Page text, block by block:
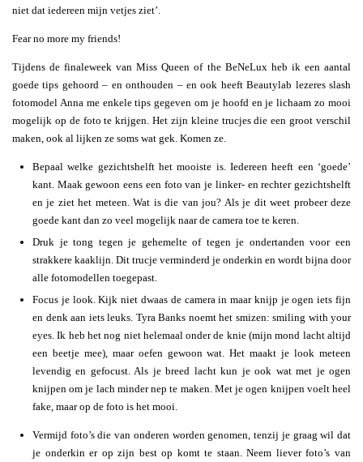
niet dat iedereen mijn vetjes ziet’.
Fear no more my friends!
Tijdens de finaleweek van Miss Queen of the BeNeLux heb ik een aantal
goede tips gehoord – en onthouden – en ook heeft Beautylab lezeres slash
fotomodel Anna me enkele tips gegeven om je hoofd en je lichaam zo mooi
mogelijk op de foto te krijgen. Het zijn kleine trucjes die een groot verschil
maken, ook al lijken ze soms wat gek. Komen ze.
Bepaal welke gezichtshelft het mooiste is. Iedereen heeft een ‘goede’
kant. Maak gewoon eens een foto van je linker- en rechter gezichtshelft
en je ziet het meteen. Wat is die van jou? Als je dit weet probeer deze
goede kant dan zo veel mogelijk naar de camera toe te keren.
Druk je tong tegen je gehemelte of tegen je ondertanden voor een
strakkere kaaklijn. Dit trucje verminderd je onderkin en wordt bijna door
alle fotomodellen toegepast.
Focus je look. Kijk niet dwaas de camera in maar knijp je ogen iets fijn
en denk aan iets leuks. Tyra Banks noemt het smizen: smiling with your
eyes. Ik heb het nog niet helemaal onder de knie (mijn mond lacht altijd
een beetje mee), maar oefen gewoon wat. Het maakt je look meteen
levendig en gefocust. Als je breed lacht kun je ook wat met je ogen
knijpen om je lach minder nep te maken. Met je ogen knijpen voelt heel
fake, maar op de foto is het mooi.
Vermijd foto’s die van onderen worden genomen, tenzij je graag wil dat
je onderkin er op zijn best op komt te staan. Neem liever foto’s van